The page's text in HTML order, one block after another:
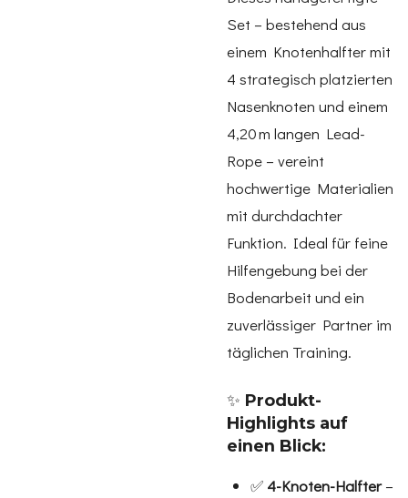
Set – bestehend aus
einem Knotenhalfter mit
4 strategisch platzierten
Nasenknoten und einem
4,20 m langen Lead-
Rope – vereint
hochwertige Materialien
mit durchdachter
Funktion. Ideal für feine
Hilfengebung bei der
Bodenarbeit und ein
zuverlässiger Partner im
täglichen Training.
✨ Produkt-
Highlights auf
einen Blick:
✅ 4-Knoten-Halfter–